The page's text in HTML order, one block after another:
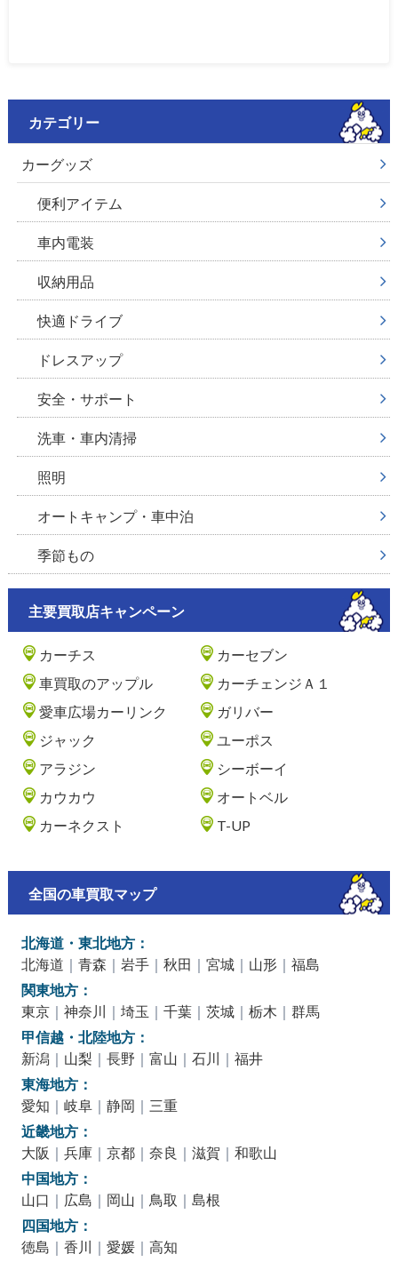
カテゴリー
カーグッズ
便利アイテム
車内電装
収納用品
快適ドライブ
ドレスアップ
安全・サポート
洗車・車内清掃
照明
オートキャンプ・車中泊
季節もの
主要買取店キャンペーン
カーチス
カーセブン
車買取のアップル
カーチェンジＡ１
愛車広場カーリンク
ガリバー
ジャック
ユーポス
アラジン
シーボーイ
カウカウ
オートベル
カーネクスト
T-UP
全国の車買取マップ
北海道・東北地方：
北海道 ｜ 青森 ｜ 岩手｜ 秋田 ｜ 宮城｜ 山形｜ 福島
関東地方：
東京｜ 神奈川 ｜ 埼玉 ｜ 千葉｜ 茨城｜ 栃木 ｜ 群馬
甲信越・北陸地方：
新潟 ｜ 山梨 ｜ 長野 ｜ 富山 ｜ 石川 ｜ 福井
東海地方：
愛知 ｜ 岐阜｜ 静岡 ｜ 三重
近畿地方：
大阪 ｜ 兵庫｜ 京都｜ 奈良 ｜ 滋賀 ｜ 和歌山
中国地方：
山口 ｜ 広島 ｜ 岡山 ｜ 鳥取 ｜ 島根
四国地方：
徳島 ｜ 香川 ｜ 愛媛｜ 高知